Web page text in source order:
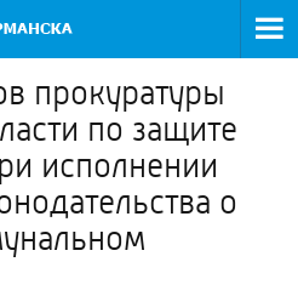
прокуратуры
по защите
исполнении
о